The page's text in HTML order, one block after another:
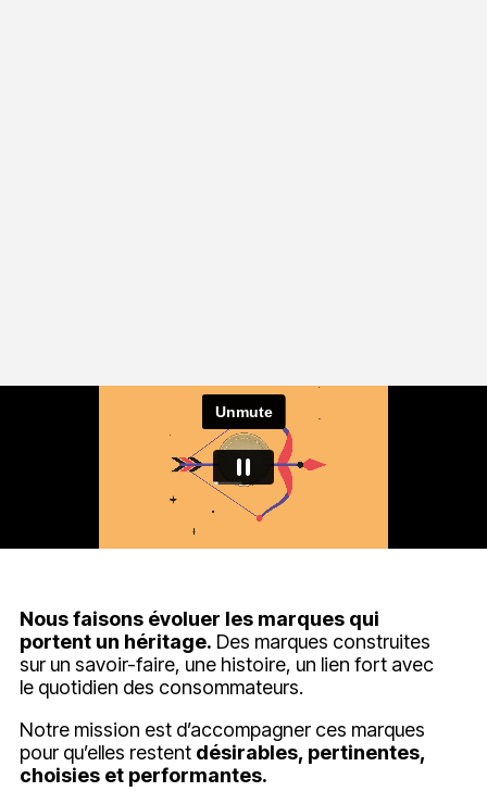
Nous faisons évoluer les marques qui
portent un héritage. Des marques construites
sur un savoir-faire, une histoire, un lien fort avec
le quotidien des consommateurs.
Notre mission est d’accompagner ces marques
pour qu’elles restent désirables, pertinentes,
choisies et performantes.